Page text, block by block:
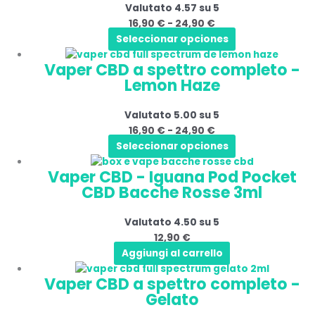
pagina
del
prodotto
Valutato 4.57 su 5
16,90 € - 24,90 €
16,90 €
24,90 €
Seleccionar opciones
varianti.
Le
opzioni
possono
essere
scelte
pagina
del
prodotto
Vaper CBD a spettro completo -
Lemon Haze
Valutato 5.00 su 5
16,90 € - 24,90 €
Fascia
di
prezzo:
16,90 €
a
24,90 €
Seleccionar opciones
Questo
prodotto
ha
varianti.
Le
opzioni
possono
essere
scelte
pagina
del
prodotto
Vaper CBD - Iguana Pod Pocket
CBD Bacche Rosse 3ml
Valutato 4.50 su 5
12,90 €
Aggiungi al carrello
Vaper CBD a spettro completo -
Gelato
Fascia
di
Questo
prodotto
ha